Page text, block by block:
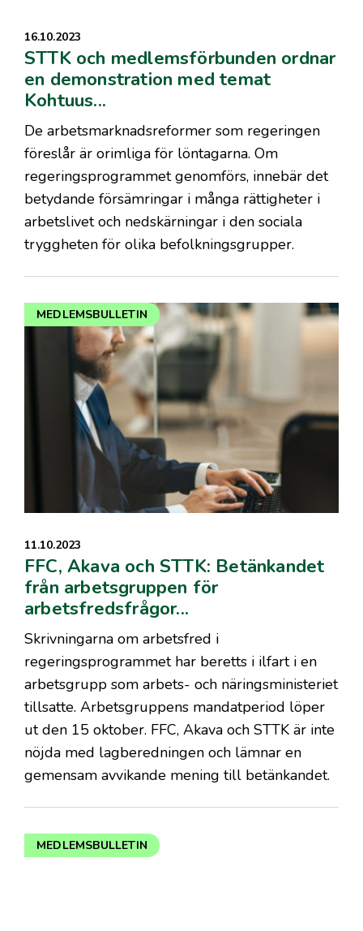
16.10.2023
STTK och medlemsförbunden ordnar
en demonstration med temat
Kohtuus...
De arbetsmarknadsreformer som regeringen
föreslår är orimliga för löntagarna. Om
regeringsprogrammet genomförs, innebär det
betydande försämringar i många rättigheter i
arbetslivet och nedskärningar i den sociala
tryggheten för olika befolkningsgrupper.
MEDLEMSBULLETIN
11.10.2023
FFC, Akava och STTK: Betänkandet
från arbetsgruppen för
arbetsfredsfrågor...
Skrivningarna om arbetsfred i
regeringsprogrammet har beretts i ilfart i en
arbetsgrupp som arbets- och näringsministeriet
tillsatte. Arbetsgruppens mandatperiod löper
ut den 15 oktober. FFC, Akava och STTK är inte
nöjda med lagberedningen och lämnar en
gemensam avvikande mening till betänkandet.
MEDLEMSBULLETIN